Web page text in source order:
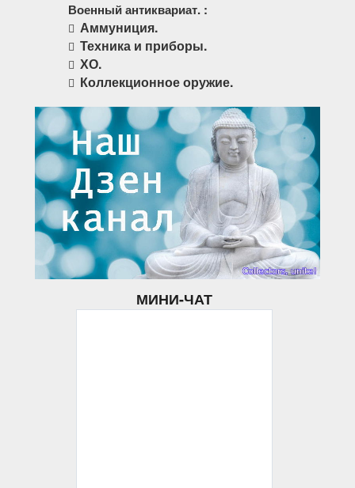
Военный антиквариат. :
Аммуниция.
Техника и приборы.
ХО.
Коллекционное оружие.
МИНИ-ЧАТ